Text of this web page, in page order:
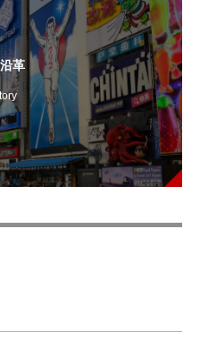
革